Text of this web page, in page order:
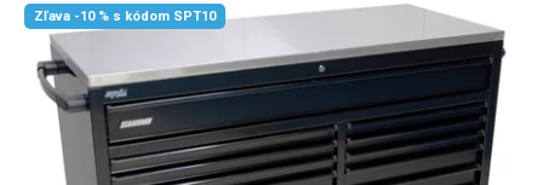
Zľava -10 % s kódom SPT10